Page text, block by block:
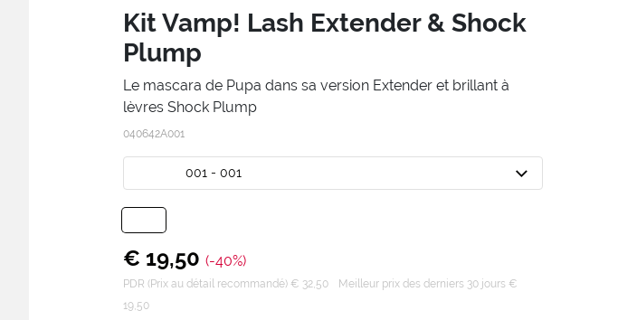
Kit Vamp! Lash Extender & Shock
Plump
Le mascara de Pupa dans sa version Extender et brillant à
lèvres Shock Plump
040642A001
001 - 001
€ 19,50 (-40%)
PDR (Prix au détail recommandé) € 32,50
Meilleur prix des derniers 30 jours €
19,50